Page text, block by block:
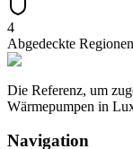
4
Abgedeckte Regionen
Die Referenz, um
Wärmepumpen in
Navigation